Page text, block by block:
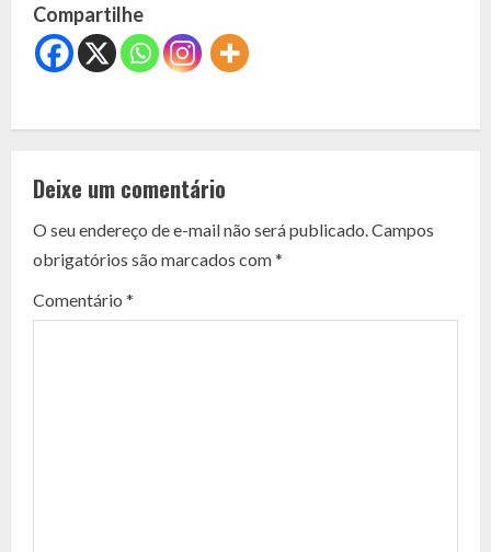
Compartilhe
C
n
t
i
Deixe um comentário
O seu endereço de e-mail não será publicado.Campos
obrigatórios são marcados com*
Comentário *